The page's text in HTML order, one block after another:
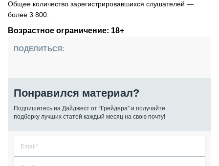
Общее количество зарегистрировавшихся слушателей —
более 3 800.
Возрастное ограничение: 18+
ПОДЕЛИТЬСЯ:
Понравился материал?
Подпишитесь на Дайджест от “Грейдера” и получайте
подборку лучших статей каждый месяц на свою почту!